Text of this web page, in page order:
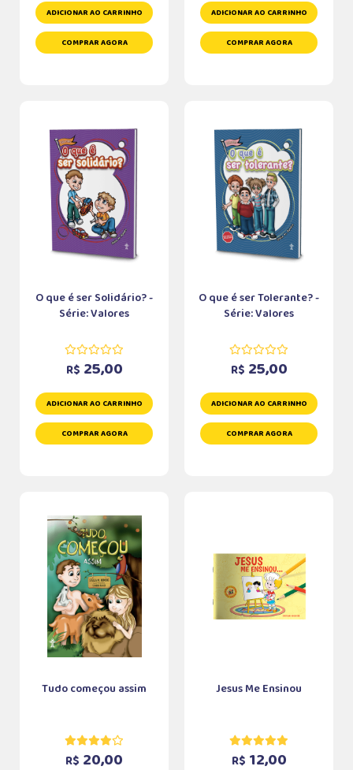
ADICIONAR AO CARRINHO
COMPRAR AGORA
ADICIONAR AO CARRINHO
COMPRAR AGORA
O que é ser Solidário? -
Série: Valores
R$ 25,00
ADICIONAR AO CARRINHO
COMPRAR AGORA
O que é ser Tolerante? -
Série: Valores
R$ 25,00
ADICIONAR AO CARRINHO
COMPRAR AGORA
Tudo começou assim
R$ 20,00
Jesus Me Ensinou
R$ 12,00